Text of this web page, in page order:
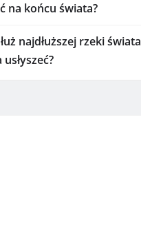
na końcu świata?
najdłuższej rzeki